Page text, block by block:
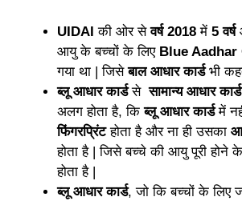
UIDAIकी ओर सेवर्ष 2018 में 5 वर्ष
आयु के बच्चों के लिए Blue Aadhar
गया था | जिसेबाल आधार कार्डभी
ब्लू आधार कार्डसेसामान्य आधार कार्ड
अलग होता है, किब्लू आधार कार्डमें
फिंगरप्रिंटहोता है और ना ही उसका
होता है | जिसे बच्चे की आयु पूरी होने
होता है |
ब्लू आधार कार्ड, जो कि बच्चों के लिए